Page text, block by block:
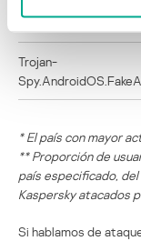
Trojan-
* El país con mayor
** Proporción de
país especificado,
Kaspersky atacados
Si hablamos de